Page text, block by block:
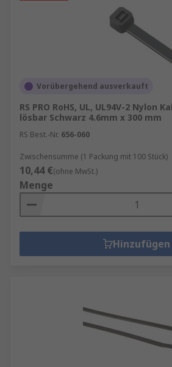
Vorübergehend ausverkauft
RS PRO RoHS, UL, UL94V-2 Nylon
lösbar Schwarz 4.6mm x 300 mm
RS Best.-Nr. 656-060
Zwischensumme (1 Packung mit 100 Stück)
10,44 €(ohne MwSt.)
Menge
Hinzufügen